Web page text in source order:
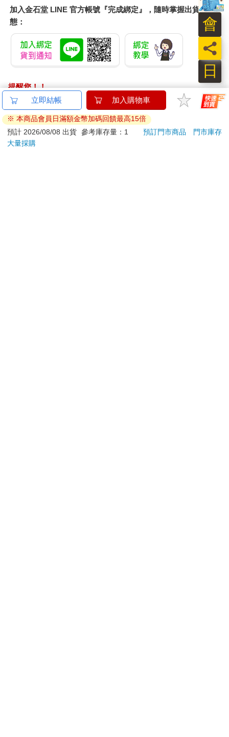
加入金石堂 LINE 官方帳號『完成綁定』，隨時掌握出貨動
態：
提醒您！！
金石堂及銀行均不會請您操作ATM! 如接獲電話要求您前往
ATM提款機，請不要聽從指示，以免受騙上當！
退換貨須知：
**提醒您，鑑賞期不等於試用期，退回商品須為全新狀態**
立即結帳 加入購物車
※ 本商品會員日滿額金幣加碼回饋最高15倍
預計 2026/08/08 出貨 參考庫存量：1 預訂門市商品
門市庫存
大量採購
日
員
會